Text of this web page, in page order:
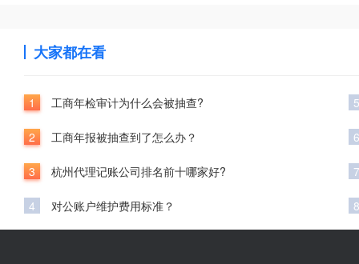
大家都在看
1 工商年检审计为什么会被抽查?
2 工商年报被抽查到了怎么办？
3 杭州代理记账公司排名前十哪家好?
4 对公账户维护费用标准？
5
6
7
8